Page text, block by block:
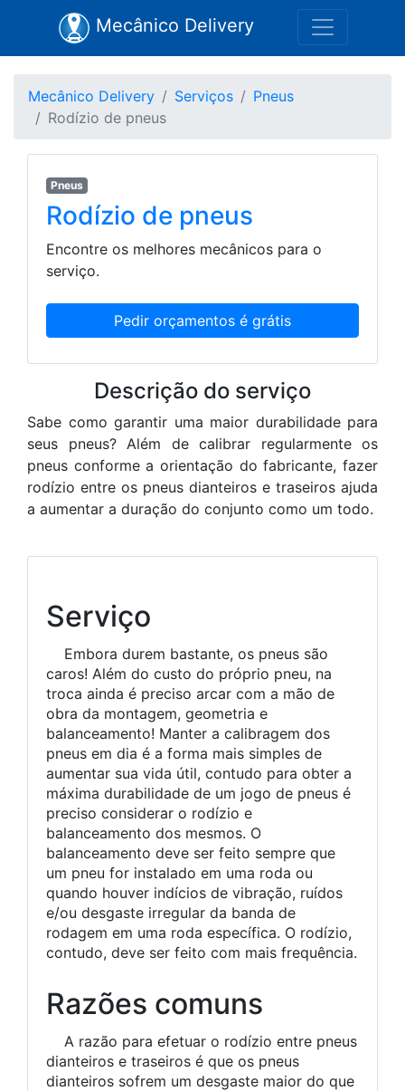
Mecânico Delivery
Mecânico Delivery Serviços
Pneus
Rodízio de pneus
Pneus
Rodízio de pneus
Encontre os melhores mecânicos para o
serviço.
Descrição do serviço
Sabe como garantir uma maior durabilidade para
seus pneus? Além de calibrar regularmente os
pneus conforme a orientação do fabricante, fazer
rodízio entre os pneus dianteiros e traseiros ajuda
a aumentar a duração do conjunto como um todo.
Serviço
Embora durem bastante, os pneus são
caros! Além do custo do próprio pneu, na
troca ainda é preciso arcar com a mão de
obra da montagem, geometria e
balanceamento! Manter a calibragem dos
pneus em dia é a forma mais simples de
aumentar sua vida útil, contudo para obter a
máxima durabilidade de um jogo de pneus é
preciso considerar o rodízio e
balanceamento dos mesmos. O
balanceamento deve ser feito sempre que
um pneu for instalado em uma roda ou
quando houver indícios de vibração, ruídos
e/ou desgaste irregular da banda de
rodagem em uma roda específica. O rodízio,
contudo, deve ser feito com mais frequência.
Razões comuns
A razão para efetuar o rodízio entre pneus
dianteiros e traseiros é que os pneus
dianteiros sofrem um desgaste maior do que